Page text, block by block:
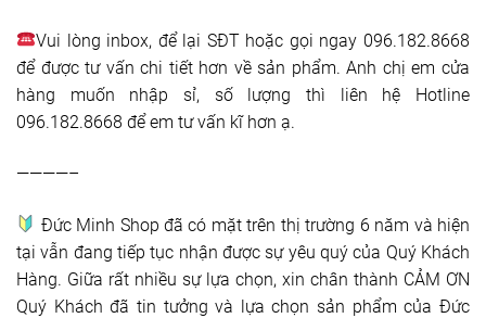
Vui lòng inbox, để lại SĐT hoặc gọi ngay 096.182.8668
để được tư vấn chi tiết hơn về sản phẩm. Anh chị em cửa
hàng muốn nhập sỉ, số lượng thì liên hệ Hotline
096.182.8668 để em tư vấn kĩ hơn ạ.
————–
Đức Minh Shop đã có mặt trên thị trường 6 năm và hiện
tại vẫn đang tiếp tục nhận được sự yêu quý của Quý Khách
Hàng. Giữa rất nhiều sự lựa chọn, xin chân thành CẢM ƠN
Quý Khách đã tin tưởng và lựa chọn sản phẩm của Đức